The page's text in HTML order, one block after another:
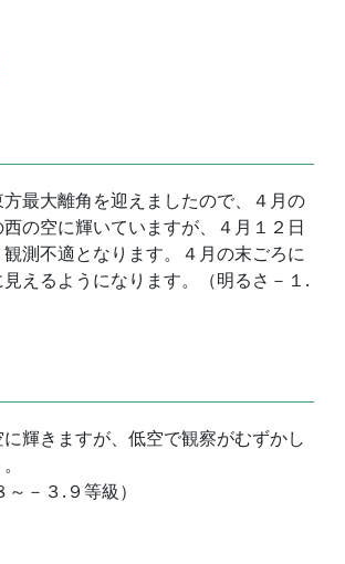
方最大離角を迎えましたので、４月の
の空に輝いていますが、４月１２日
測不適となります。４月の末ごろに
えるようになります。（明るさ－１.
輝きますが、低空で観察がむずかし
～－３.９等級）